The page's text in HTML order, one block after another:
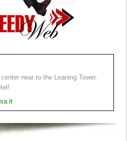
near to the Leaning Tower.